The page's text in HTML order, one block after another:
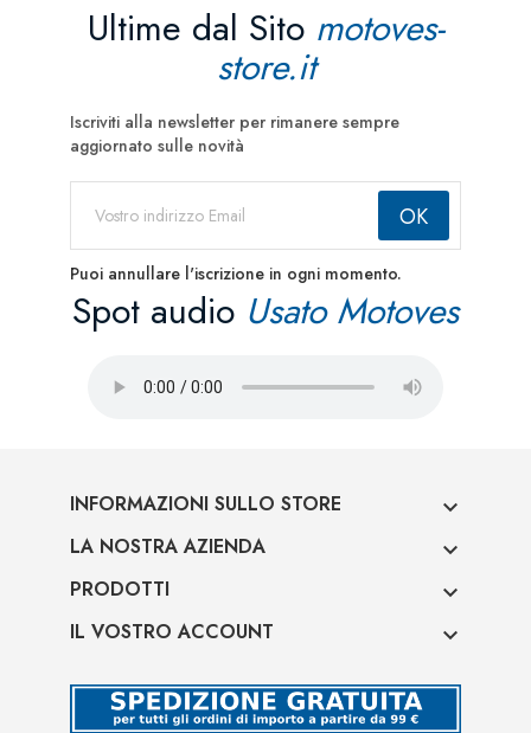
Ultime dal Sito motoves-
store.it
Iscriviti alla newsletter per rimanere sempre
aggiornato sulle novità
Puoi annullare l'iscrizione in ogni momento.
Spot audio Usato Motoves
INFORMAZIONI SULLO STORE 
LA NOSTRA AZIENDA 
PRODOTTI 
IL VOSTRO ACCOUNT 